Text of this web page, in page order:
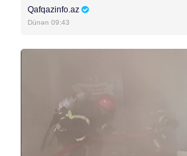
Qafqazinfo.az
Dünən 09:43